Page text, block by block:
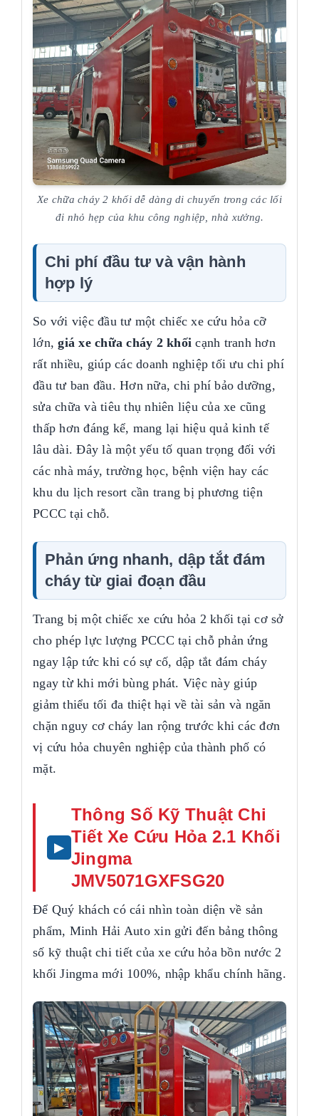
Xe chữa cháy 2 khối dễ dàng di chuyển trong các lối
đi nhỏ hẹp của khu công nghiệp, nhà xưởng.
Chi phí đầu tư và vận hành
hợp lý
So với việc đầu tư một chiếc xe cứu hỏa cỡ
lớn,giá xe chữa cháy 2 khối cạnh tranh hơn
rất nhiều, giúp các doanh nghiệp tối ưu chi phí
đầu tư ban đầu. Hơn nữa, chi phí bảo dưỡng,
sửa chữa và tiêu thụ nhiên liệu của xe cũng
thấp hơn đáng kể, mang lại hiệu quả kinh tế
lâu dài. Đây là một yếu tố quan trọng đối với
các nhà máy, trường học, bệnh viện hay các
khu du lịch resort cần trang bị phương tiện
PCCC tại chỗ.
Phản ứng nhanh, dập tắt đám
cháy từ giai đoạn đầu
Trang bị một chiếc xe cứu hỏa 2 khối tại cơ sở
cho phép lực lượng PCCC tại chỗ phản ứng
ngay lập tức khi có sự cố, dập tắt đám cháy
ngay từ khi mới bùng phát. Việc này giúp
giảm thiểu tối đa thiệt hại về tài sản và ngăn
chặn nguy cơ cháy lan rộng trước khi các đơn
vị cứu hỏa chuyên nghiệp của thành phố có
mặt.
Thông Số Kỹ Thuật Chi
Tiết Xe Cứu Hỏa 2.1 Khối
Jingma
JMV5071GXFSG20
Để Quý khách có cái nhìn toàn diện về sản
phẩm, Minh Hải Auto xin gửi đến bảng thông
số kỹ thuật chi tiết của xe cứu hỏa bồn nước 2
khối Jingma mới 100%, nhập khẩu chính hãng.